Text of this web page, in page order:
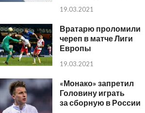
19.03.2021
Вратарю проломили
череп в матче Лиги
Европы
19.03.2021
«Монако» запретил
Головину играть
за сборную в России